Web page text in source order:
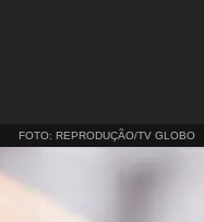
FOTO: REPRODUÇÃO/TV GLOBO